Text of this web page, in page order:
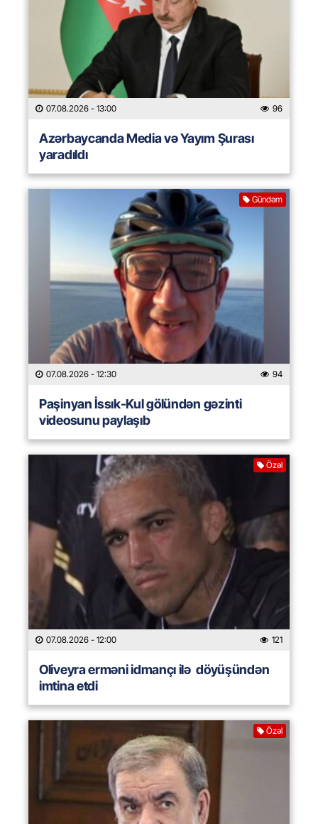
07.08.2026 - 13:00 96
Azərbaycanda Media və Yayım Şurası
yaradıldı
Gündəm
07.08.2026 - 12:30 94
Paşinyan İssık-Kul gölündən gəzinti
videosunu paylaşıb
Özəl
07.08.2026 - 12:00 121
Oliveyra erməni idmançı ilə döyüşündən
imtina etdi
Özəl